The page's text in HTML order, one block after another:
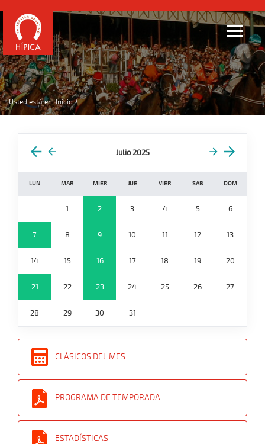
Usted está en: Inicio
Julio 2025
LUN MAR MIER JUE VIER SAB DOM
1 2 3 4 5 6
7 8 9 10 11 12 13
14 15 16 17 18 19 20
21 22 23 24 25 26 27
28 29 30 31
CLÁSICOS DEL MES
PROGRAMA DE TEMPORADA
ESTADÍSTICAS